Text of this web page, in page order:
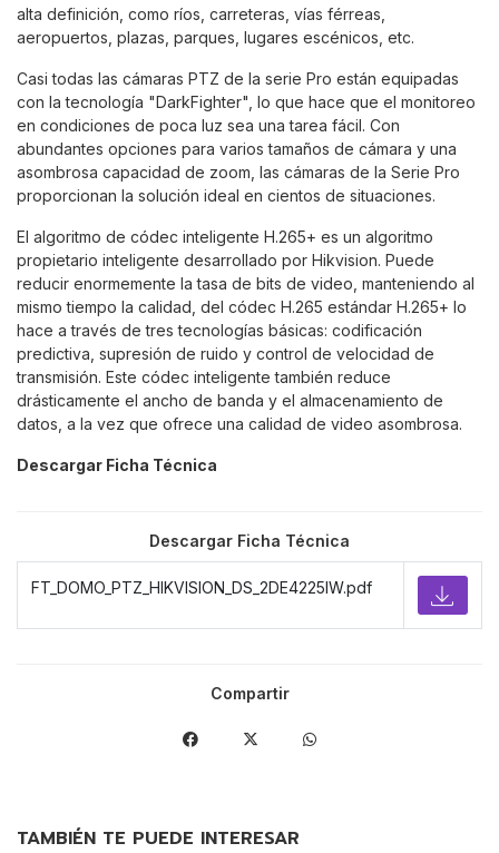
alta definición, como ríos, carreteras, vías férreas,
aeropuertos, plazas, parques, lugares escénicos, etc.
Casi todas las cámaras PTZ de la serie Pro están equipadas
con la tecnología "DarkFighter", lo que hace que el monitoreo
en condiciones de poca luz sea una tarea fácil. Con
abundantes opciones para varios tamaños de cámara y una
asombrosa capacidad de zoom, las cámaras de la Serie Pro
proporcionan la solución ideal en cientos de situaciones.
El algoritmo de códec inteligente H.265+ es un algoritmo
propietario inteligente desarrollado por Hikvision. Puede
reducir enormemente la tasa de bits de video, manteniendo al
mismo tiempo la calidad, del códec H.265 estándar H.265+ lo
hace a través de tres tecnologías básicas: codificación
predictiva, supresión de ruido y control de velocidad de
transmisión. Este códec inteligente también reduce
drásticamente el ancho de banda y el almacenamiento de
datos, a la vez que ofrece una calidad de video asombrosa.
Descargar Ficha Técnica
Descargar Ficha Técnica
FT_DOMO_PTZ_HIKVISION_DS_2DE4225IW.pdf
Compartir
TAMBIÉN TE PUEDE INTERESAR